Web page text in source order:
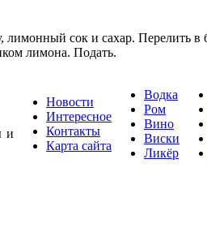
лимонный сок и сахар. Перелить в
лимона. Подать.
и
Новости
Интересное
Контакты
Карта сайта
Водка
Ром
Вино
Виски
Ликёр